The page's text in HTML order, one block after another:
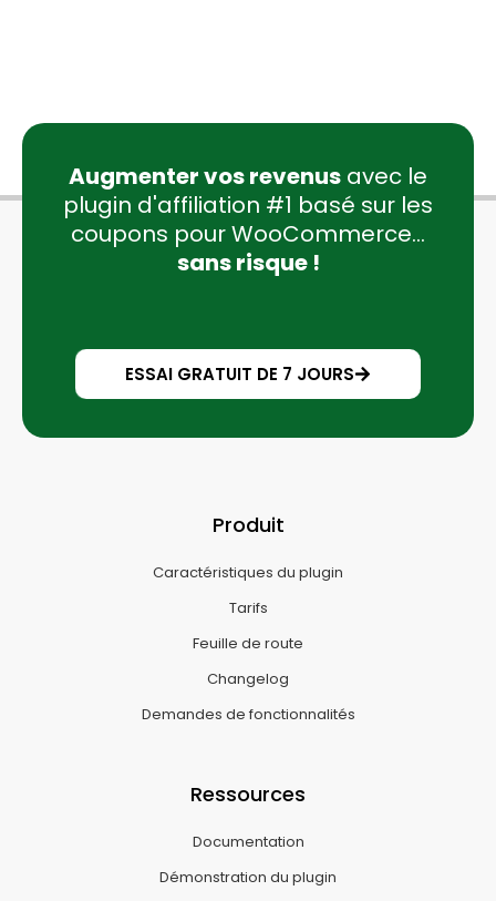
Augmenter vos revenus avec le
plugin d'affiliation #1 basé sur les
coupons pour WooCommerce...
sans risque !
ESSAI GRATUIT DE 7 JOURS
Produit
Caractéristiques du plugin
Tarifs
Feuille de route
Changelog
Demandes de fonctionnalités
Ressources
Documentation
Démonstration du plugin